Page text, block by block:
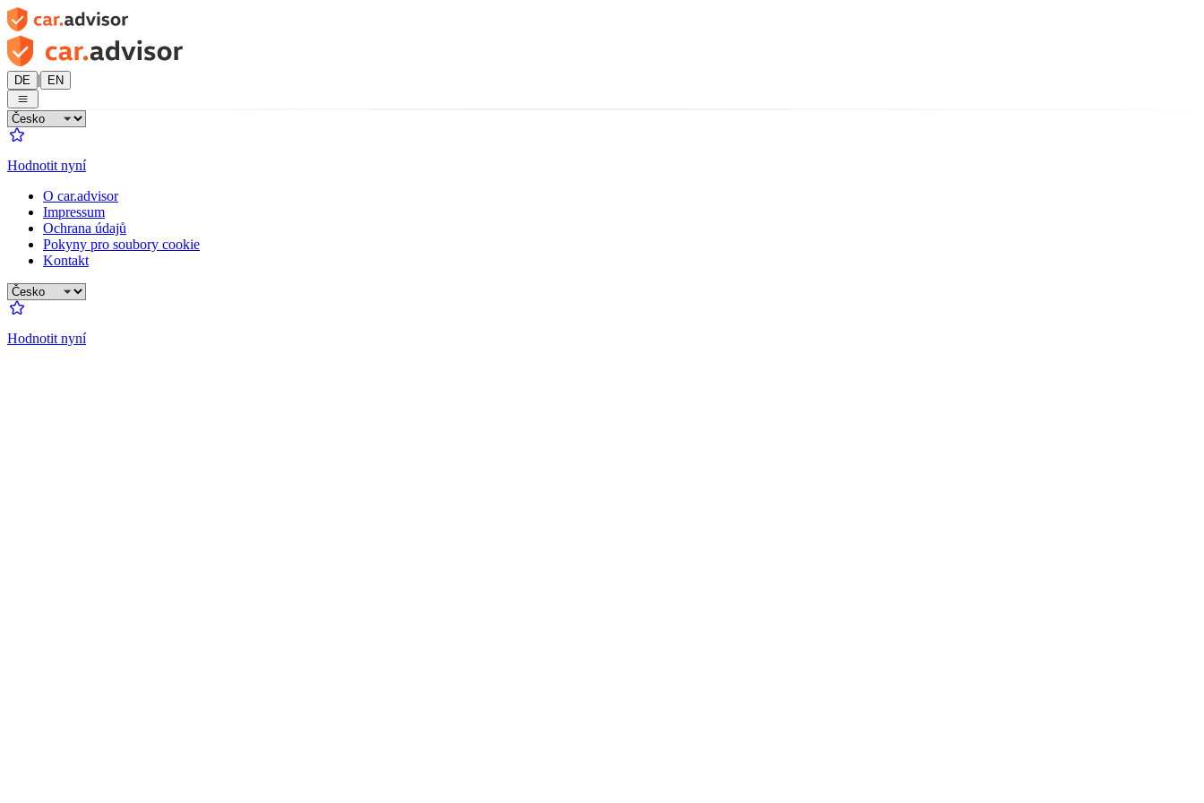
DE | EN
Hodnotit nyní
O car.advisor
Impressum
Ochrana údajů
Pokyny pro soubory cookie
Kontakt
Hodnotit nyní